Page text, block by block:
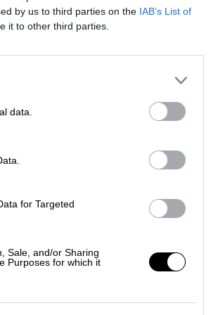
by us to third parties on the IAB’s List of
it to other third parties.
data.
for Targeted
Sale, and/or Sharing
Purposes for which it
a su mujer y a dos de